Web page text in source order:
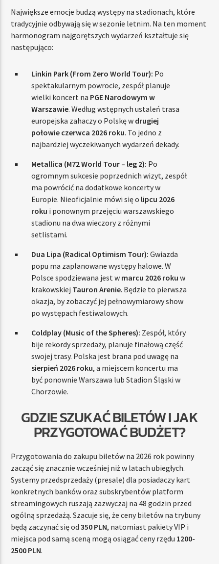
Największe emocje budzą występy na stadionach, które
tradycyjnie odbywają się w sezonie letnim. Na ten moment
harmonogram najgorętszych wydarzeń kształtuje się
następująco:
Linkin Park (From Zero World Tour): Po
spektakularnym powrocie, zespół planuje
wielki koncert na PGE Narodowym w
Warszawie. Według wstępnych ustaleń trasa
europejska zahaczy o Polskę w drugiej
połowie czerwca 2026 roku. To jedno z
najbardziej wyczekiwanych wydarzeń dekady.
Metallica (M72 World Tour – leg 2): Po
ogromnym sukcesie poprzednich wizyt, zespół
ma powrócić na dodatkowe koncerty w
Europie. Nieoficjalnie mówi się o lipcu 2026
roku i ponownym przejęciu warszawskiego
stadionu na dwa wieczory z różnymi
setlistami.
Dua Lipa (Radical Optimism Tour): Gwiazda
popu ma zaplanowane występy halowe. W
Polsce spodziewana jest w marcu 2026 roku w
krakowskiej Tauron Arenie. Będzie to pierwsza
okazja, by zobaczyć jej pełnowymiarowy show
po występach festiwalowych.
Coldplay (Music of the Spheres): Zespół, który
bije rekordy sprzedaży, planuje finałową część
swojej trasy. Polska jest brana pod uwagę na
sierpień 2026 roku, a miejscem koncertu ma
być ponownie Warszawa lub Stadion Śląski w
Chorzowie.
GDZIE SZUKAĆ BILETÓW I JAK
PRZYGOTOWAĆ BUDŻET?
Przygotowania do zakupu biletów na 2026 rok powinny
zacząć się znacznie wcześniej niż w latach ubiegłych.
Systemy przedsprzedaży (presale) dla posiadaczy kart
konkretnych banków oraz subskrybentów platform
streamingowych ruszają zazwyczaj na 48 godzin przed
ogólną sprzedażą. Szacuje się, że ceny biletów na trybuny
będą zaczynać się od350 PLN, natomiast pakiety VIP i
miejsca pod samą sceną mogą osiągać ceny rzędu 1200-
2500 PLN.